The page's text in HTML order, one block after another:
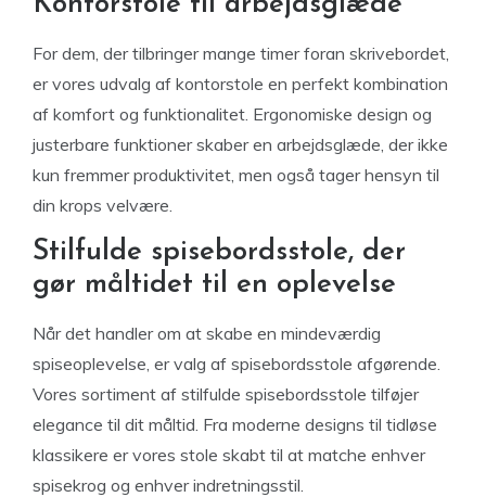
For dem, der tilbringer mange timer foran skrivebordet,
er vores udvalg af kontorstole en perfekt kombination
af komfort og funktionalitet. Ergonomiske design og
justerbare funktioner skaber en arbejdsglæde, der ikke
kun fremmer produktivitet, men også tager hensyn til
din krops velvære.
Stilfulde spisebordsstole, der
gør måltidet til en oplevelse
Når det handler om at skabe en mindeværdig
spiseoplevelse, er valg af spisebordsstole afgørende.
Vores sortiment af stilfulde spisebordsstole tilføjer
elegance til dit måltid. Fra moderne designs til tidløse
klassikere er vores stole skabt til at matche enhver
spisekrog og enhver indretningsstil.